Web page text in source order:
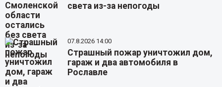
света из-за непогоды
07.8.2026 14:00
Страшный пожар уничтожил дом,
гараж и два автомобиля в
Рославле